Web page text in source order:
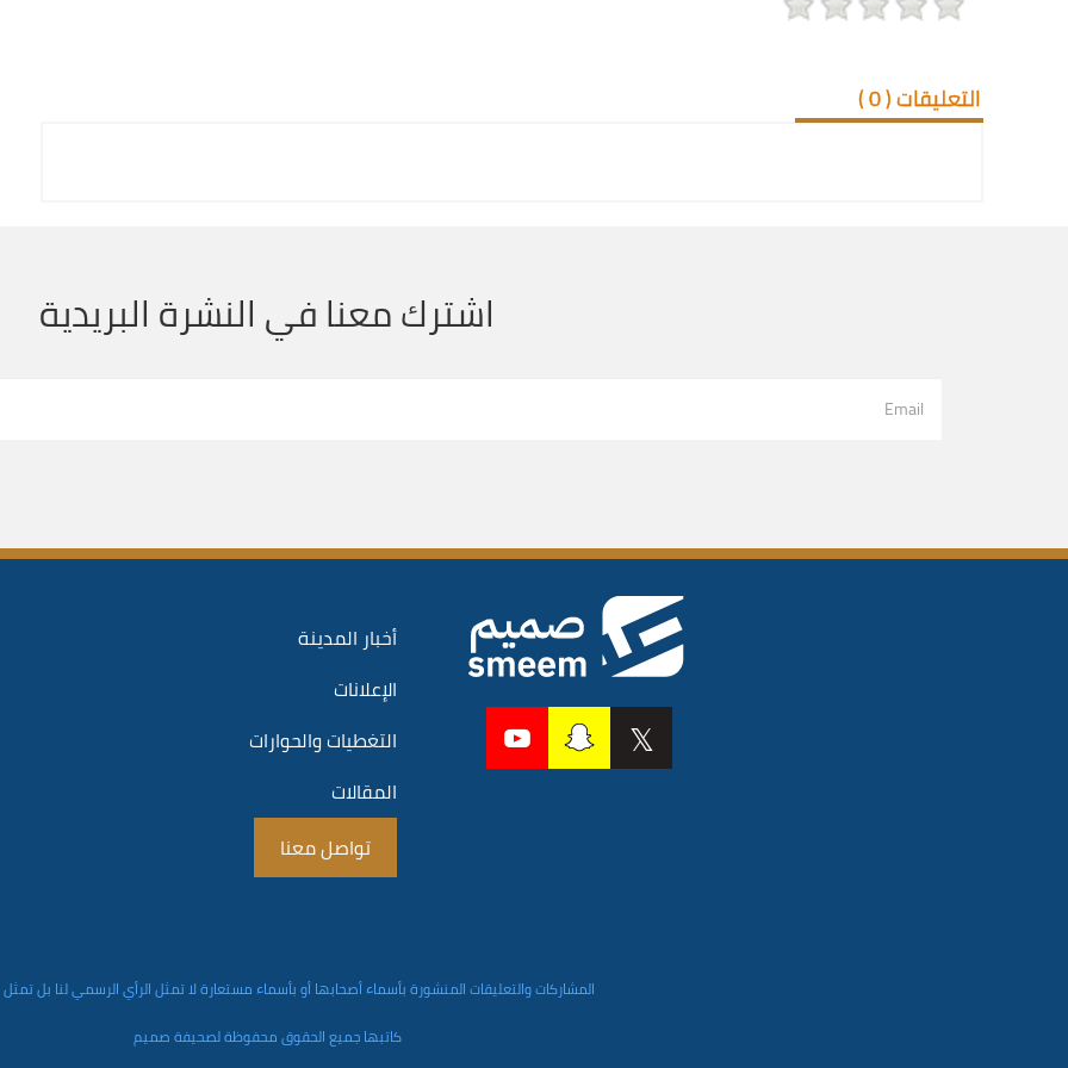
التعليقات (0
)
اشترك معنا في النشرة البريدية
أخبار المدينة
الإعلانات
التغطيات والحوارات
المقالات
تواصل معنا
المشاركات والتعليقات المنشورة بأسماء أصحابها أو بأسماء مستعارة لا تمثل الرأي الرسمي لنا بل
كاتبها جميع الحقوق محفوظة لصحيفة صميم